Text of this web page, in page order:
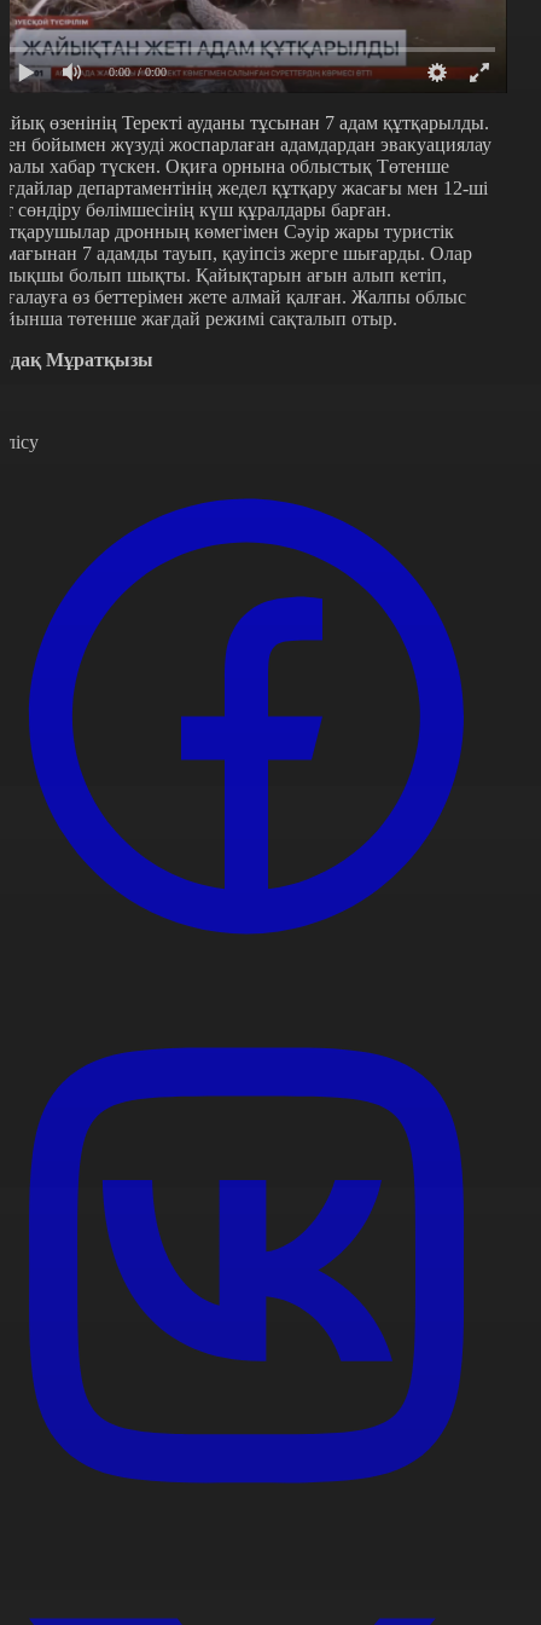
0:00 / 0:00
өзенінің Теректі ауданы тұсынан 7 адам құтқарылды.
бойымен жүзуді жоспарлаған адамдардан эвакуациялау
хабар түскен. Оқиға орнына облыстық Төтенше
департаментінің жедел құтқару жасағы мен 12-ші
сөндіру бөлімшесінің күш құралдары барған.
дронның көмегімен Сәуір жары туристік
7 адамды тауып, қауіпсіз жерге шығарды. Олар
болып шықты. Қайықтарын ағын алып кетіп,
өз беттерімен жете алмай қалған. Жалпы облыс
төтенше жағдай режимі сақталып отыр.
Мұратқызы